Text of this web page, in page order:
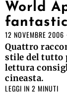
World
12 NOVEMBRE 2006
Quattro
stile del tutto
lettura
cineasta.
LEGGI IN 2 MINUTI